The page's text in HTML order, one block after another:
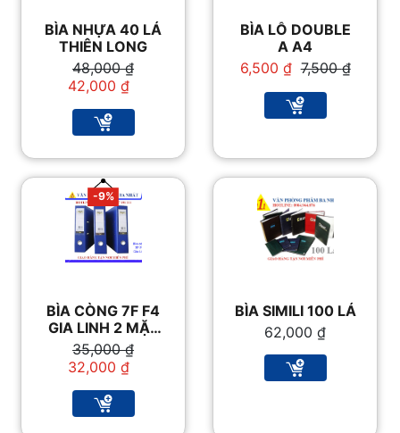
BÌA NHỰA 40 LÁ
THIÊN LONG
48,000₫
Giá
gốc
48,000 ₫.
42,000₫
Giá
hiện
là:
42,000 ₫.
BÌA LỖ DOUBLE
A A4
7,500₫
Giá
là:
7,500 ₫.
6,500 ₫ Giá
tại
là:
-9%
BÌA CÒNG 7F F4
GIA LINH 2 MẶT
XI XANH
35,000₫
Giá
gốc
35,000 ₫.
32,000₫
Giá
hiện
là:
32,000 ₫.
BÌA SIMILI 100 LÁ
62,000₫